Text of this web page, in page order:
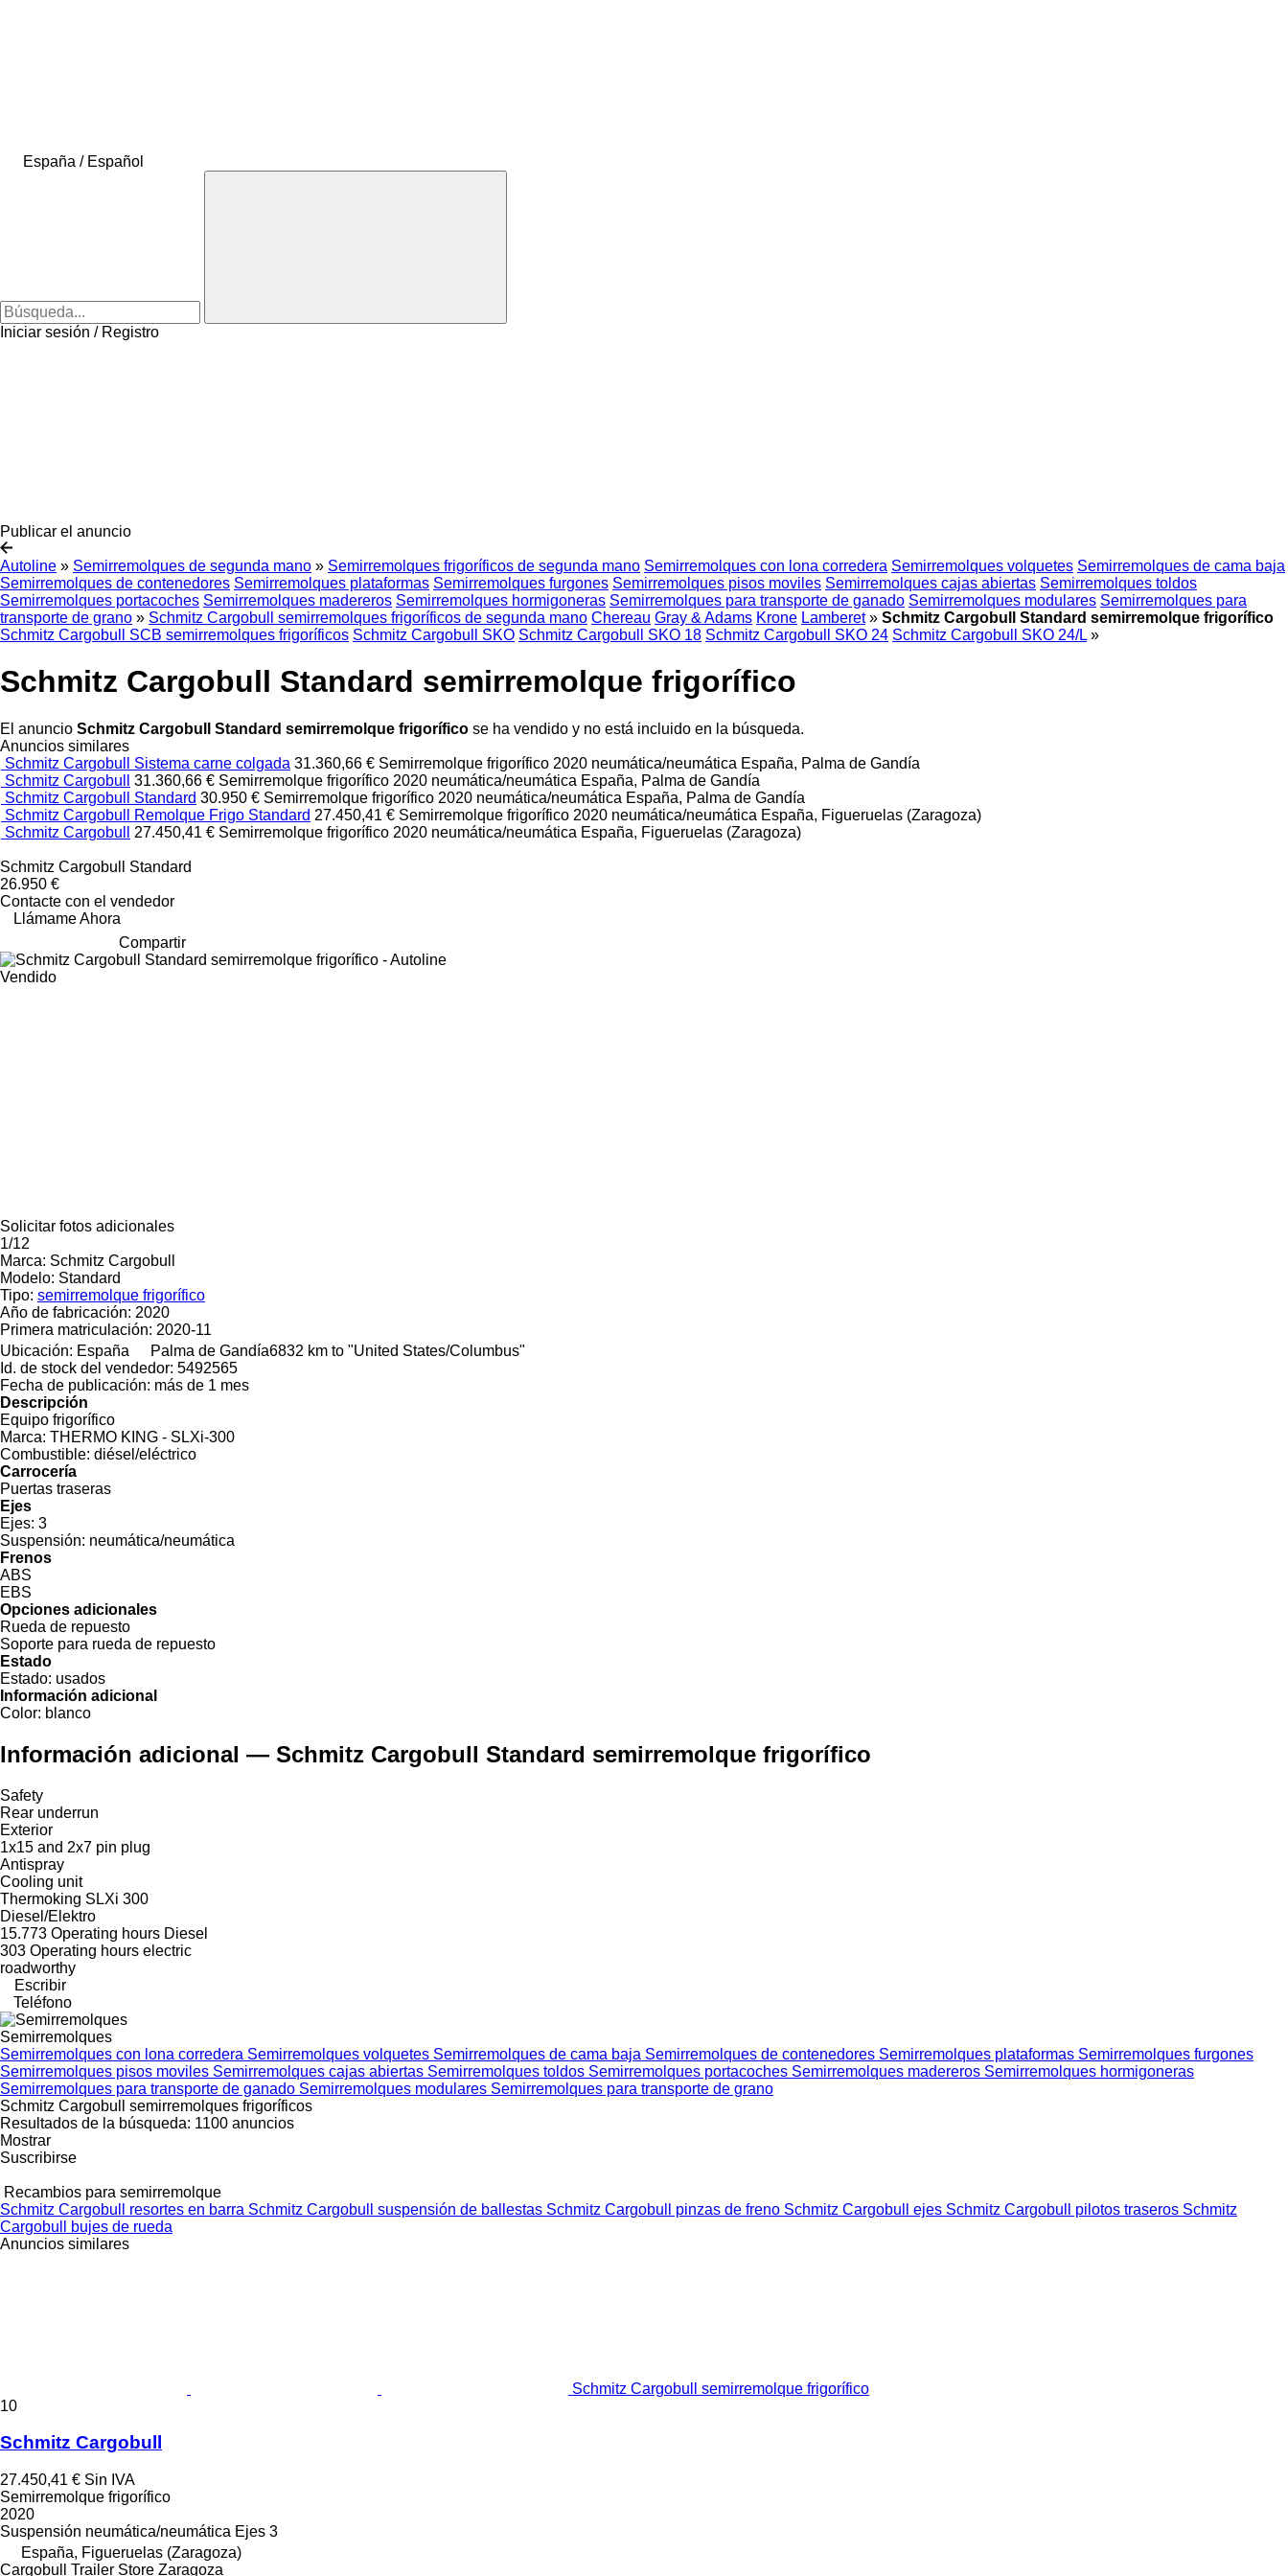
España / Español
Iniciar sesión / Registro
Publicar el anuncio
Autoline » Semirremolques de segunda mano » Semirremolques frigoríficos de segunda mano Semirremolques con lona corredera Semirremolques volquetes Semirremolques de cama baja
Semirremolques de contenedores Semirremolques plataformas Semirremolques furgones Semirremolques pisos moviles Semirremolques cajas abiertas Semirremolques toldos
Semirremolques portacoches Semirremolques madereros Semirremolques hormigoneras Semirremolques para transporte de ganado Semirremolques modulares Semirremolques para
transporte de grano » Schmitz Cargobull semirremolques frigoríficos de segunda mano Chereau Gray & Adams Krone Lamberet » Schmitz Cargobull Standard semirremolque frigorífico
Schmitz Cargobull SCB semirremolques frigoríficos Schmitz Cargobull SKO Schmitz Cargobull SKO 18 Schmitz Cargobull SKO 24 Schmitz Cargobull SKO 24/L »
Schmitz Cargobull Standard semirremolque frigorífico
El anuncio Schmitz Cargobull Standard semirremolque frigorífico se ha vendido y no está incluido en la búsqueda.
Anuncios similares
Schmitz Cargobull Sistema carne colgada 31.360,66 € Semirremolque frigorífico 2020 neumática/neumática España, Palma de Gandía
Schmitz Cargobull
31.360,66 € Semirremolque frigorífico 2020 neumática/neumática España, Palma de Gandía
Schmitz Cargobull Standard 30.950 € Semirremolque frigorífico 2020 neumática/neumática España, Palma de Gandía
Schmitz Cargobull Remolque Frigo Standard 27.450,41 € Semirremolque frigorífico 2020 neumática/neumática España, Figueruelas (Zaragoza)
Schmitz Cargobull
27.450,41 € Semirremolque frigorífico 2020 neumática/neumática España, Figueruelas (Zaragoza)
Schmitz Cargobull Standard
26.950 €
Contacte con el vendedor
Llámame Ahora
Compartir
Vendido
Solicitar fotos adicionales
1/12
Marca: Schmitz Cargobull
Modelo: Standard
Tipo: semirremolque frigorífico
Año de fabricación: 2020
Primera matriculación: 2020-11
Ubicación: España Palma de Gandía6832 km to "United States/Columbus"
Id. de stock del vendedor: 5492565
Fecha de publicación: más de 1 mes
Descripción
Equipo frigorífico
Marca: THERMO KING - SLXi-300
Combustible: diésel/eléctrico
Carrocería
Puertas traseras
Ejes
Ejes: 3
Suspensión: neumática/neumática
Frenos
ABS
EBS
Opciones adicionales
Rueda de repuesto
Soporte para rueda de repuesto
Estado
Estado: usados
Información adicional
Color: blanco
Información adicional — Schmitz Cargobull Standard semirremolque frigorífico
Safety
Rear underrun
Exterior
1x15 and 2x7 pin plug
Antispray
Cooling unit
Thermoking SLXi 300
Diesel/Elektro
15.773 Operating hours Diesel
303 Operating hours electric
roadworthy
Escribir
Teléfono
Semirremolques
Semirremolques con lona corredera Semirremolques volquetes Semirremolques de cama baja Semirremolques de contenedores Semirremolques plataformas Semirremolques furgones
Semirremolques pisos moviles Semirremolques cajas abiertas Semirremolques toldos Semirremolques portacoches Semirremolques madereros Semirremolques hormigoneras
Semirremolques para transporte de ganado Semirremolques modulares Semirremolques para transporte de grano
Schmitz Cargobull semirremolques frigoríficos
Resultados de la búsqueda: 1100 anuncios
Mostrar
Suscribirse
Recambios para semirremolque
Schmitz Cargobull resortes en barra Schmitz Cargobull suspensión de ballestas Schmitz Cargobull pinzas de freno Schmitz Cargobull ejes Schmitz Cargobull pilotos traseros Schmitz
Cargobull bujes de rueda
Anuncios similares
Schmitz Cargobull semirremolque frigorífico
10
Schmitz Cargobull
27.450,41 € Sin IVA
Semirremolque frigorífico
2020
Suspensión neumática/neumática Ejes 3
España, Figueruelas (Zaragoza)
Cargobull Trailer Store Zaragoza